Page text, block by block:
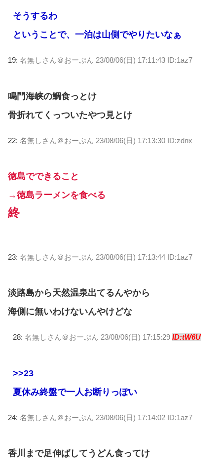
そうするわ
ということで、一泊は山側でやりたいなぁ
19: 名無しさん＠おーぷん 23/08/06(日) 17:11:43 ID:1az7
鳴門海峡の鯛食っとけ
骨折れてくっついたやつ見とけ
22: 名無しさん＠おーぷん 23/08/06(日) 17:13:30 ID:zdnx
徳島でできること
→徳島ラーメンを食べる
終
23: 名無しさん＠おーぷん 23/08/06(日) 17:13:44 ID:1az7
淡路島から天然温泉出てるんやから
海側に無いわけないんやけどな
28: 名無しさん＠おーぷん 23/08/06(日) 17:15:29 ID:tW6U
>>23
夏休み終盤で一人お断りっぽい
24: 名無しさん＠おーぷん 23/08/06(日) 17:14:02 ID:1az7
香川まで足伸ばしてうどん食ってけ